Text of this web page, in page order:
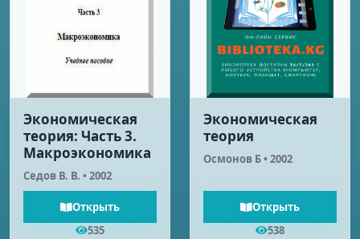
Экономическая
теория: Часть 3.
Макроэкономика
Седов В. В. • 2002
Открыть
535
Экономическая
теория
Осмонов Б • 2002
Открыть
538